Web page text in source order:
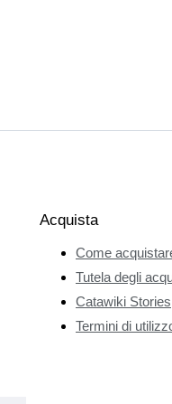
Acquista
Come
Tutela degli
Catawiki Stories
Termini di